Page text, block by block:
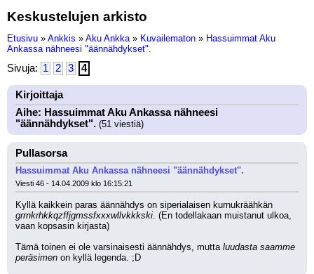
Keskustelujen arkisto
Etusivu » Ankkis » Aku Ankka » Kuvailematon » Hassuimmat Aku
Ankassa nähneesi "äännähdykset".
Sivuja: 1 2 3 4
Kirjoittaja
Aihe: Hassuimmat Aku Ankassa nähneesi
"äännähdykset". (51 viestiä)
Pullasorsa
Hassuimmat Aku Ankassa nähneesi "äännähdykset".
Viesti 46 - 14.04.2009 klo 16:15:21
grrnkrhkkqzffjgmssfxxxwllvkkkski. (En todellakaan muistanut ulkoa,
vaan kopsasin kirjasta)
Tämä toinen ei ole varsinaisesti äännähdys, mutta luudasta saamme
peräsimen on kyllä legenda. ;D